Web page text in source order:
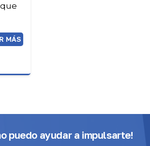
MÁS
puedo ayudar a impulsarte!